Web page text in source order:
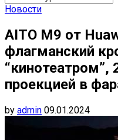
Новости
AITO M9 от
флагманский
проекцией в
by admin 09.01.2024